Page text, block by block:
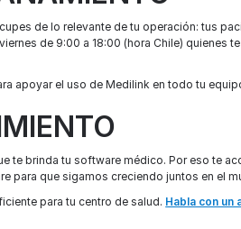
de lo relevante de tu operación: tus
de 9:00 a 18:00 (hora Chile) quienes
apoyar el uso de Medilink en todo tu
te brinda tu software médico. Por eso te
para que sigamos creciendo juntos en el
para tu centro de salud. Habla con un